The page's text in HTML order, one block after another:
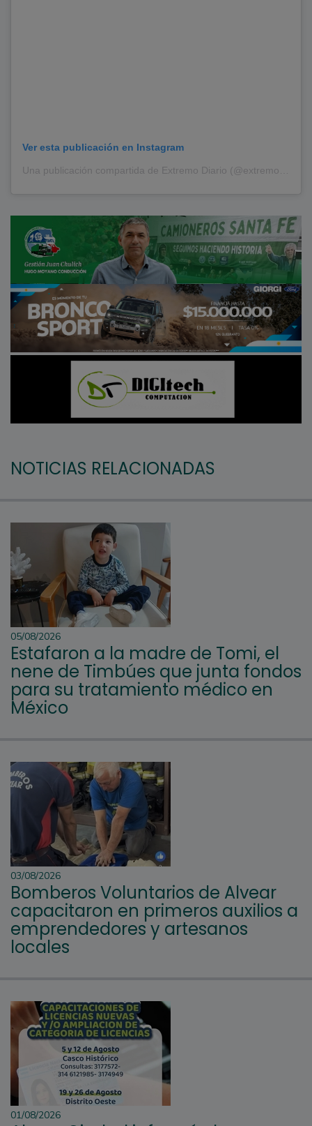
Ver esta publicación en Instagram
NOTICIAS RELACIONADAS
05/08/2026
Estafaron a la madre de Tomi, el
nene de Timbúes que junta fondos
para su tratamiento médico en
México
03/08/2026
Bomberos Voluntarios de Alvear
capacitaron en primeros auxilios a
emprendedores y artesanos
locales
01/08/2026